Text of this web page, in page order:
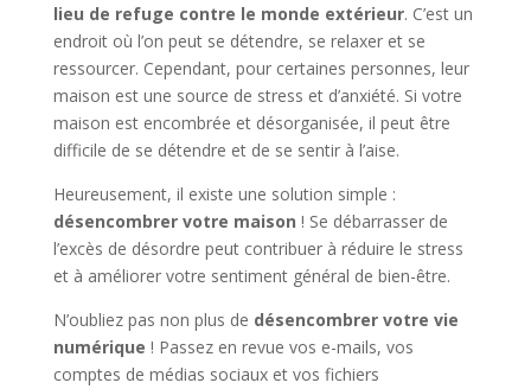
lieu de refuge contre le monde extérieur. C’est un
endroit où l’on peut se détendre, se relaxer et se
ressourcer. Cependant, pour certaines personnes, leur
maison est une source de stress et d’anxiété. Si votre
maison est encombrée et désorganisée, il peut être
difficile de se détendre et de se sentir à l’aise.
Heureusement, il existe une solution simple :
désencombrer votre maison ! Se débarrasser de
l’excès de désordre peut contribuer à réduire le stress
et à améliorer votre sentiment général de bien-être.
N’oubliez pas non plus de désencombrer votre vie
numérique ! Passez en revue vos e-mails, vos
comptes de médias sociaux et vos fichiers